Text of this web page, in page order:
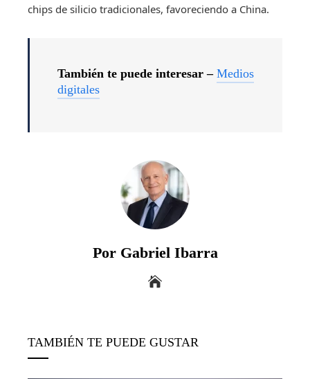
chips de silicio tradicionales, favoreciendo a China.
También te puede interesar – Medios
digitales
Por Gabriel Ibarra
TAMBIÉN TE PUEDE GUSTAR